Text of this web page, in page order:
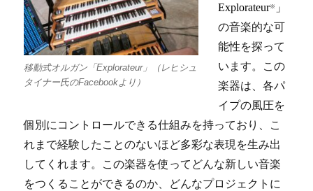
移動式オルガン「Explorateur」（レヒシュ
タイナー氏のFacebookより）
Explorateur※
」
の音楽的な可
能性を探って
います。この
楽器は、各パ
イプの風圧を
個別にコントロールできる仕組みを持っており、こ
れまで経験したことのないほど多彩な表現を生み出
してくれます。この楽器を使ってどんな新しい音楽
をつくることができるのか、どんなプロジェクトに